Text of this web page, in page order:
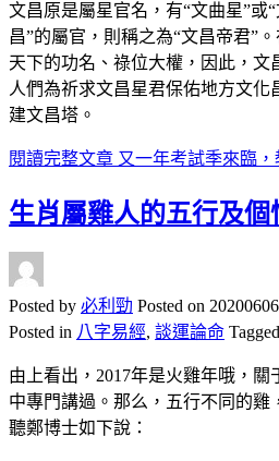
文昌原是屬星官名，有“文曲星”或
昌”的屬官，則稱之為“文昌帝君”
天下的功名、祿位大權，因此，文
人們為祈求文昌星君保佑地方文
建文昌塔。
閱讀完整文章 又一年考試季來臨
生肖屬雞人的五行及個
Posted by 必利勁 Posted on 20200606
Posted in 八字易經, 談運論命 Tagged
由上看出，2017年是火雞年哦，
中專門講過。那么，五行不同的雞
聽鄭博士如下說：